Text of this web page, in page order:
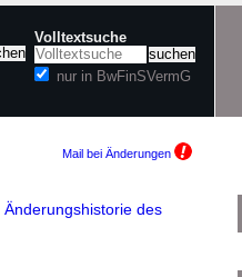
Volltextsuche
nur in BwFinSVermG
Mail bei Änderungen
Änderungshistorie des